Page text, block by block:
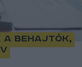
a behajtók,